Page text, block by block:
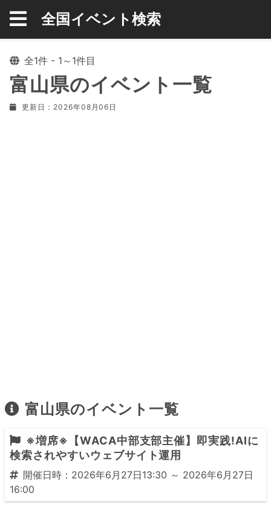
全国イベント検索
全1件 - 1～1件目
富山県のイベント一覧
更新日：2026年08月06日
富山県のイベント一覧
※増席※【WACA中部支部主催】即実践!AIに
検索されやすいウェブサイト運用
開催日時：2026年6月27日13:30 ～ 2026年6月27日
16:00